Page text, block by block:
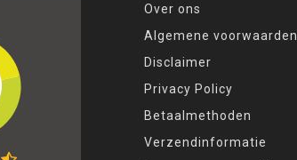
Over ons
Algemene voorwaarden
Disclaimer
Privacy Policy
Betaalmethoden
Verzendinformatie